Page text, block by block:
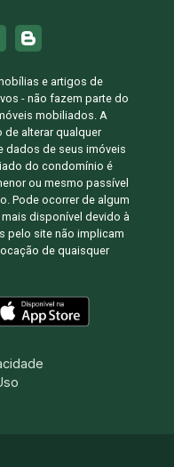
e artigos de
- não fazem parte do
mobiliados. A
de alterar qualquer
dados de seus imóveis
do condomínio é
ou mesmo passível
Pode ocorrer de algum
disponível devido à
pelo site não implicam
de quaisquer